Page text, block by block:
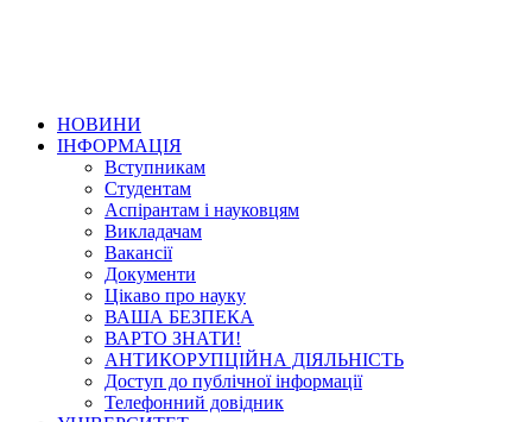
НОВИНИ
ІНФОРМАЦІЯ
Вступникам
Студентам
Аспірантам і науковцям
Викладачам
Вакансії
Документи
Цікаво про науку
ВАША БЕЗПЕКА
ВАРТО ЗНАТИ!
АНТИКОРУПЦІЙНА ДІЯЛЬНІСТЬ
Доступ до публічної інформації
Телефонний довідник